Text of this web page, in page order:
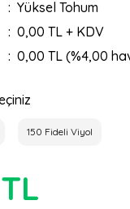
Yüksel Tohum
0,00 TL + KDV
0,00 TL (%4,00
150 Fideli Viyol